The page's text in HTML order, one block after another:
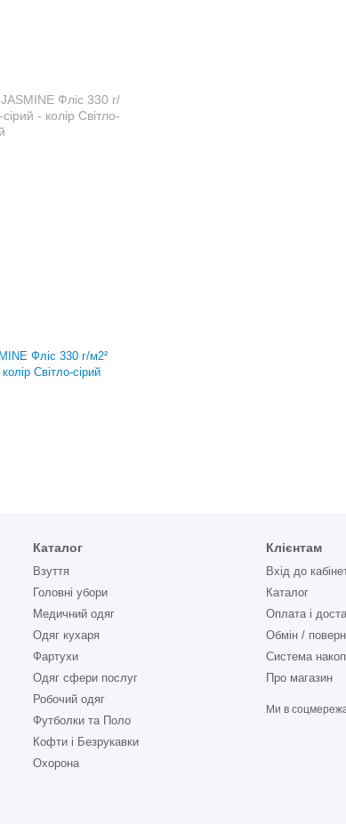
Фліс 330 г/м2²
Світло-сірий
Каталог
Взуття
Головні убори
Медичний одяг
Одяг кухаря
Фартухи
Одяг сфери послуг
Робочий одяг
Футболки та Поло
Кофти і Безрукавки
Охорона
Клієнтам
Вхід до
Каталог
Оплата і
Обмін /
Система
Про магазин
Ми в